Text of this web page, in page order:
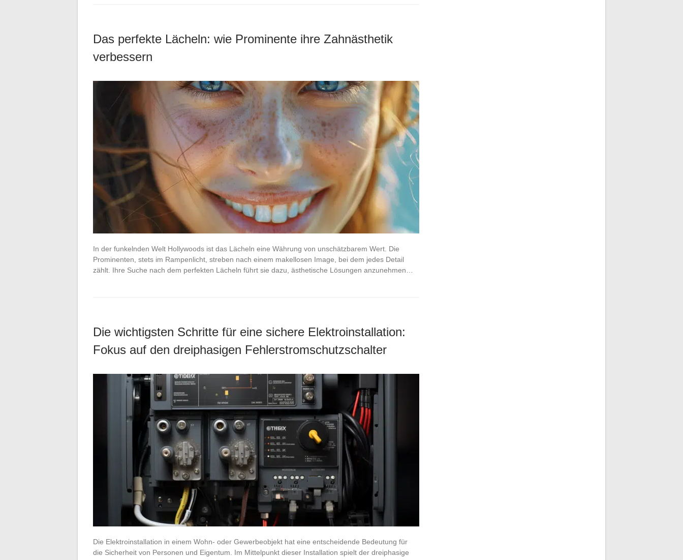
Das perfekte Lächeln: wie Prominente ihre Zahnästhetik
verbessern
In der funkelnden Welt Hollywoods ist das Lächeln eine Währung von unschätzbarem Wert. Die
Prominenten, stets im Rampenlicht, streben nach einem makellosen Image, bei dem jedes Detail
zählt. Ihre Suche nach dem perfekten Lächeln führt sie dazu, ästhetische Lösungen anzunehmen…
Die wichtigsten Schritte für eine sichere Elektroinstallation:
Fokus auf den dreiphasigen Fehlerstromschutzschalter
Die Elektroinstallation in einem Wohn- oder Gewerbeobjekt hat eine entscheidende Bedeutung für
die Sicherheit von Personen und Eigentum. Im Mittelpunkt dieser Installation spielt der dreiphasige